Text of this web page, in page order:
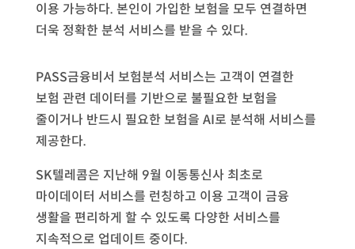
이용 가능하다. 본인이 가입한 보험을 모두 연결하면
더욱 정확한 분석 서비스를 받을 수 있다.
PASS금융비서 보험분석 서비스는 고객이 연결한
보험 관련 데이터를 기반으로 불필요한 보험을
줄이거나 반드시 필요한 보험을 AI로 분석해 서비스를
제공한다.
SK텔레콤은 지난해 9월 이동통신사 최초로
마이데이터 서비스를 런칭하고 이용 고객이 금융
생활을 편리하게 할 수 있도록 다양한 서비스를
지속적으로 업데이트 중이다.